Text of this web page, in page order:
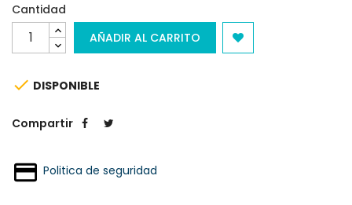
Cantidad
AÑADIR AL CARRITO
 DISPONIBLE
Compartir
Politica de seguridad